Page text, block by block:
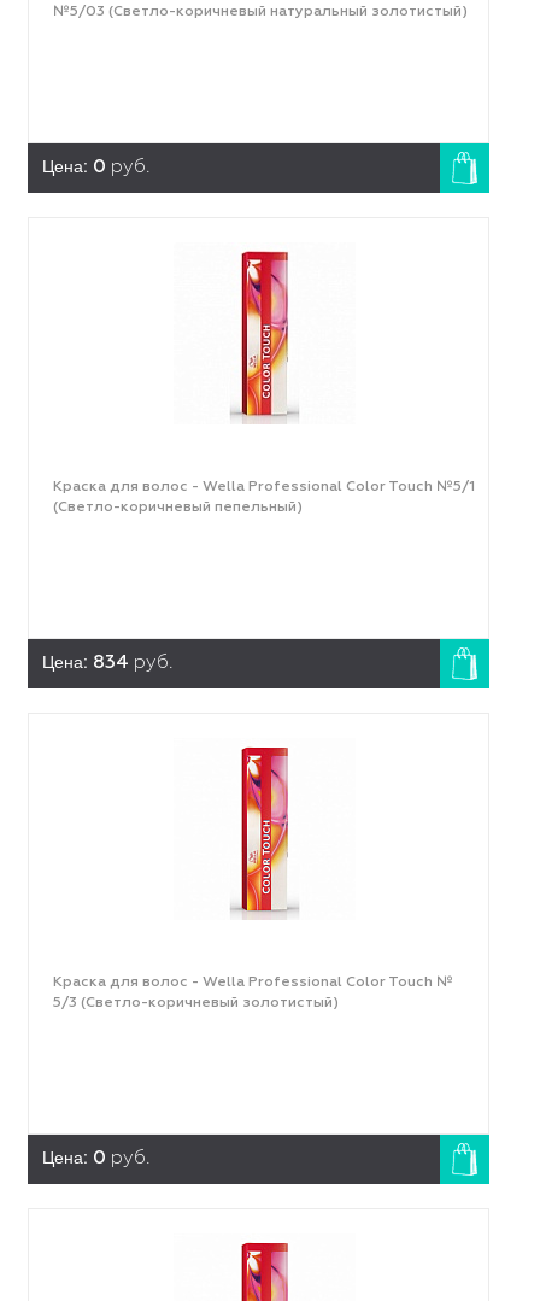
№5/03 (Светло-коричневый натуральный золотистый)
Цена: 0 руб.
Краска для волос - Wella Professional Color Touch №5/1
(Светло-коричневый пепельный)
Цена: 834 руб.
Краска для волос - Wella Professional Color Touch №
5/3 (Светло-коричневый золотистый)
Цена: 0 руб.